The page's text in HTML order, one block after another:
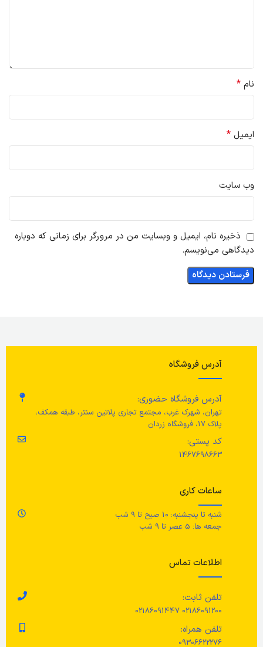
نام *
ایمیل *
وب‌ سایت
ذخیره نام، ایمیل و وبسایت من در مرورگر برای زمانی که دوباره
دیدگاهی می‌نویسم.
آدرس فروشگاه
آدرس فروشگاه حضوری:
تهران، شهرک غرب، مجتمع تجاری پلاتین سنتر، طبقه همکف،
پلاک 17، فروشگاه زردان
کد پستی:
1467698663
ساعات کاری
شنبه تا پنجشنبه: 10 صبح تا 9 شب
جمعه ها: 5 عصر تا 9 شب
اطلاعات تماس
تلفن ثابت:
02186091200 02186091447
تلفن همراه:
09306622276